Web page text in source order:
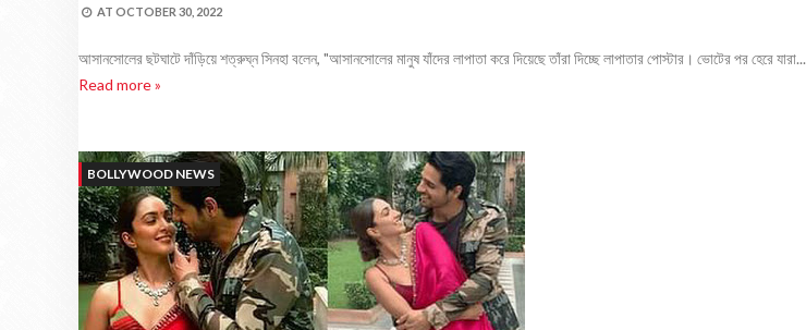
AT OCTOBER 30, 2022
আসানসোলের ছটঘাটে দাঁড়িয়ে শত্রুঘ্ন সিনহা বলেন, "আসানসোলের মানুষ যাঁদের লাপাতা করে দিয়েছে তাঁরা দিচ্ছে লাপাতার পোস্টার। ভোটের পর হেরে যারা...
Read more »
BOLLYWOOD NEWS